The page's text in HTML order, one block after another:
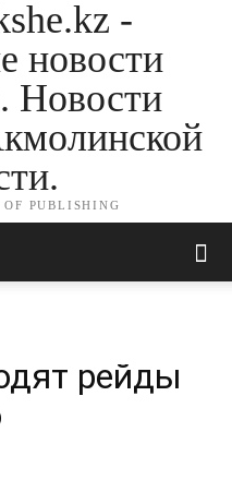
-
новости
Новости
OF PUBLISHING
рейды